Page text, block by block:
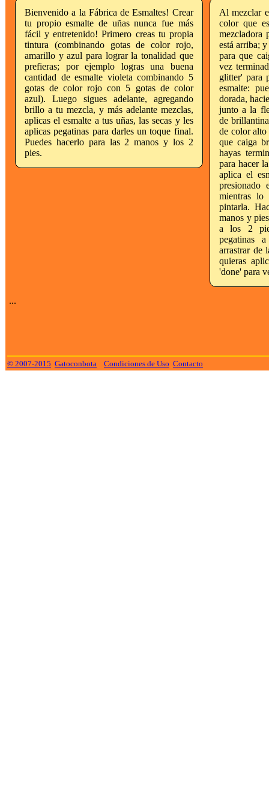
Bienvenido a la Fábrica de Esmaltes! Crear
tu propio esmalte de uñas nunca fue más
fácil y entretenido! Primero creas tu propia
tintura (combinando gotas de color rojo,
amarillo y azul para lograr la tonalidad que
prefieras; por ejemplo logras una buena
cantidad de esmalte violeta combinando 5
gotas de color rojo con 5 gotas de color
azul). Luego sigues adelante, agregando
brillo a tu mezcla, y más adelante mezclas,
aplicas el esmalte a tus uñas, las secas y les
aplicas pegatinas para darles un toque final.
Puedes hacerlo para las 2 manos y los 2
pies.
Al mezclar
color que
mezcladora
está arriba;
para que
vez
glitter' para
esmalte:
dorada,
junto a la
de
de color alto
que caiga
hayas
para hacer
aplica el
presionado
mientras lo
pintarla.
manos y
a los 2
pegatinas
arrastrar de
quieras
'done' para
...
© 2007-2015 Gatoconbota Condiciones de Uso Contacto